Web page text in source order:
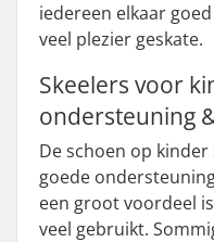
iedereen elkaar
veel plezier geskate.
Skeelers voor
ondersteuning
De schoen op
goede
een groot voordeel
veel gebruikt.